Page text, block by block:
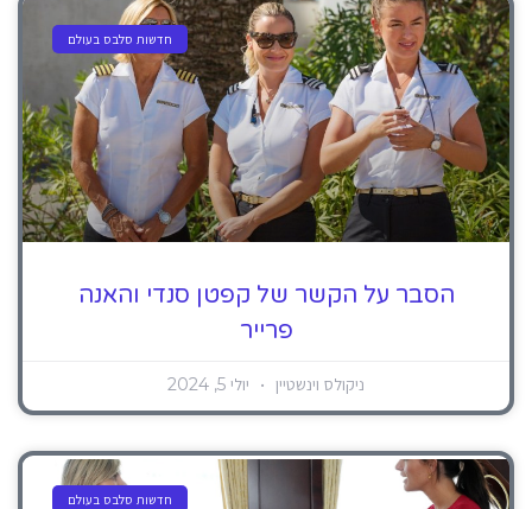
חדשות סלבס בעולם
הסבר על הקשר של קפטן סנדי והאנה
פרייר
ניקולס וינשטיין יולי 5, 2024
חדשות סלבס בעולם